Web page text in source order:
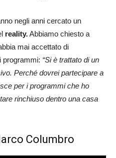
negli anni cercato un
reality.Abbiamo chiesto a
mai accettato di
programmi: “Si è trattato di un
Perché dovrei partecipare a
per i programmi che ho
rinchiuso dentro una casa
Columbro